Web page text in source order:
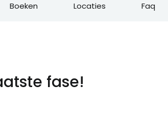
Boeken Locaties Faq
fase!